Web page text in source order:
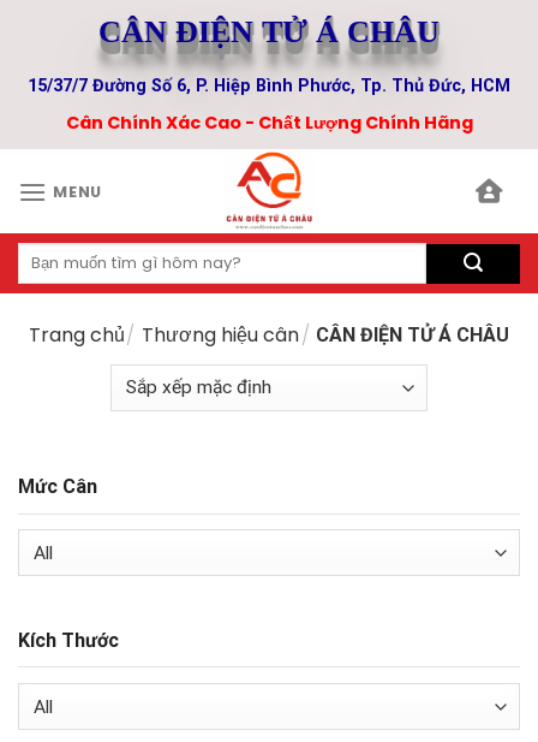
content
CÂN ĐIỆN TỬ Á CHÂU
15/37/7 Đường Số 6, P. Hiệp Bình Phước, Tp. Thủ Đức, HCM
Cân Chính Xác Cao - Chất Lượng Chính Hãng
MENU
Tìm
kiếm:
Trang chủ/ Thương hiệu cân/ CÂN ĐIỆN TỬ Á CHÂU
Mức Cân
Kích Thước